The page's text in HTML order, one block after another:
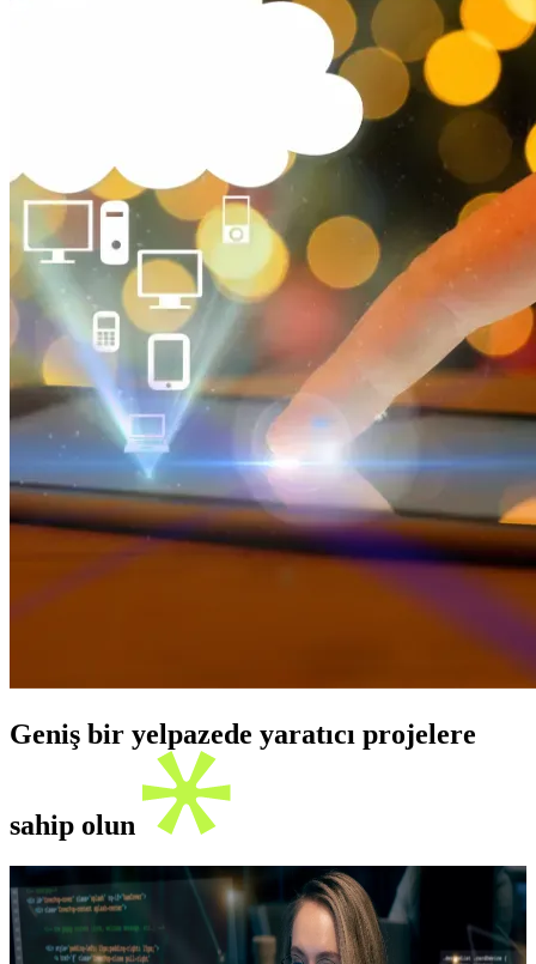
Geniş bir yelpazede yaratıcı projelere
sahip olun